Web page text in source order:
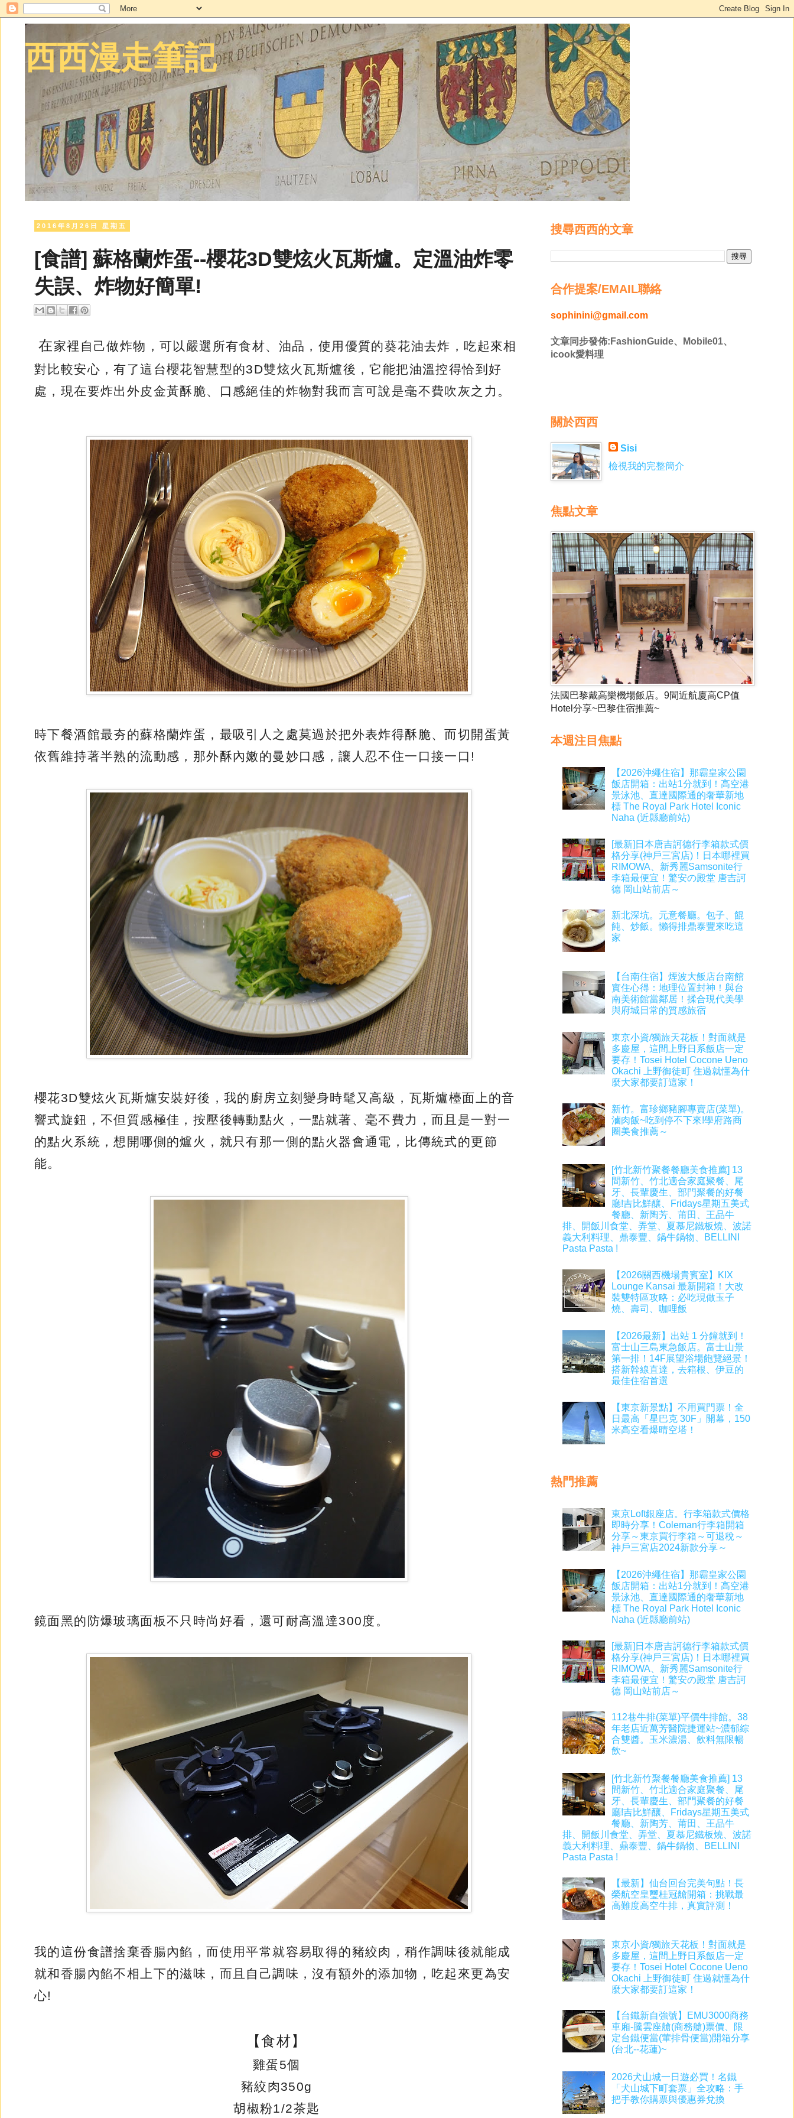
西西漫走筆記
2016年8月26日 星期五
[食譜] 蘇格蘭炸蛋--櫻花3D雙炫火瓦斯爐。定溫油炸零
失誤、炸物好簡單!
在家裡自己做炸物，可以嚴選所有食材、油品，使用優質的葵花油去炸，吃起來相
對比較安心，有了這台櫻花智慧型的3D雙炫火瓦斯爐後，它能把油溫控得恰到好
處，現在要炸出外皮金黃酥脆、口感絕佳的炸物對我而言可說是毫不費吹灰之力。
時下餐酒館最夯的蘇格蘭炸蛋，最吸引人之處莫過於把外表炸得酥脆、而切開蛋黃
依舊維持著半熟的流動感，那外酥內嫩的曼妙口感，讓人忍不住一口接一口!
櫻花3D雙炫火瓦斯爐安裝好後，我的廚房立刻變身時髦又高級，瓦斯爐檯面上的音
響式旋鈕，不但質感極佳，按壓後轉動點火，一點就著、毫不費力，而且是一對一
的點火系統，想開哪側的爐火，就只有那一側的點火器會通電，比傳統式的更節
能。
鏡面黑的防爆玻璃面板不只時尚好看，還可耐高溫達300度。
我的這份食譜捨棄香腸內餡，而使用平常就容易取得的豬絞肉，稍作調味後就能成
就和香腸內餡不相上下的滋味，而且自己調味，沒有額外的添加物，吃起來更為安
心!
【食材】
雞蛋5個
豬絞肉350g
胡椒粉1/2茶匙
搜尋西西的文章
合作提案/EMAIL聯絡
sophinini@gmail.com
文章同步發佈:FashionGuide、Mobile01、
icook愛料理
關於西西
Sisi
檢視我的完整簡介
焦點文章
法國巴黎戴高樂機場飯店。9間近航廈高CP值
Hotel分享~巴黎住宿推薦~
本週注目焦點
【2026沖繩住宿】那霸皇家公園
飯店開箱：出站1分就到！高空港
景泳池、直達國際通的奢華新地
標 The Royal Park Hotel Iconic
Naha (近縣廳前站)
[最新]日本唐吉訶德行李箱款式價
格分享(神戶三宮店)！日本哪裡買
RIMOWA、新秀麗Samsonite行
李箱最便宜！驚安の殿堂 唐吉訶
德 岡山站前店～
新北深坑。元意餐廳。包子、餛
飩、炒飯。懶得排鼎泰豐來吃這
家
【台南住宿】煙波大飯店台南館
實住心得：地理位置封神！與台
南美術館當鄰居！揉合現代美學
與府城日常的質感旅宿
東京小資/獨旅天花板！對面就是
多慶屋，這間上野日系飯店一定
要存！Tosei Hotel Cocone Ueno
Okachi 上野御徒町 住過就懂為什
麼大家都要訂這家！
新竹。富珍鄉豬腳專賣店(菜單)。
滷肉飯~吃到停不下來!學府路商
圈美食推薦～
[竹北新竹聚餐餐廳美食推薦] 13
間新竹、竹北適合家庭聚餐、尾
牙、長輩慶生、部門聚餐的好餐
廳!吉比鮮釀、Fridays星期五美式
餐廳、新陶芳、莆田、王品牛
排、開飯川食堂、弄堂、夏慕尼鐵板燒、波諾
義大利料理、鼎泰豐、鍋牛鍋物、BELLINI
Pasta Pasta !
【2026關西機場貴賓室】KIX
Lounge Kansai 最新開箱！大改
裝雙特區攻略：必吃現做玉子
燒、壽司、咖哩飯
【2026最新】出站 1 分鐘就到！
富士山三島東急飯店。富士山景
第一排！14F展望浴場飽覽絕景！
搭新幹線直達，去箱根、伊豆的
最佳住宿首選
【東京新景點】不用買門票！全
日最高「星巴克 30F」開幕，150
米高空看爆晴空塔！
熱門推薦
東京Loft銀座店。行李箱款式價格
即時分享！Coleman行李箱開箱
分享～東京買行李箱～可退稅～
神戶三宮店2024新款分享～
【2026沖繩住宿】那霸皇家公園
飯店開箱：出站1分就到！高空港
景泳池、直達國際通的奢華新地
標 The Royal Park Hotel Iconic
Naha (近縣廳前站)
[最新]日本唐吉訶德行李箱款式價
格分享(神戶三宮店)！日本哪裡買
RIMOWA、新秀麗Samsonite行
李箱最便宜！驚安の殿堂 唐吉訶
德 岡山站前店～
112巷牛排(菜單)平價牛排館。38
年老店近萬芳醫院捷運站~濃郁綜
合雙醬。玉米濃湯、飲料無限暢
飲~
[竹北新竹聚餐餐廳美食推薦] 13
間新竹、竹北適合家庭聚餐、尾
牙、長輩慶生、部門聚餐的好餐
廳!吉比鮮釀、Fridays星期五美式
餐廳、新陶芳、莆田、王品牛
排、開飯川食堂、弄堂、夏慕尼鐵板燒、波諾
義大利料理、鼎泰豐、鍋牛鍋物、BELLINI
Pasta Pasta !
【最新】仙台回台完美句點！長
榮航空皇璽桂冠艙開箱：挑戰最
高難度高空牛排，真實評測！
東京小資/獨旅天花板！對面就是
多慶屋，這間上野日系飯店一定
要存！Tosei Hotel Cocone Ueno
Okachi 上野御徒町 住過就懂為什
麼大家都要訂這家！
【台鐵新自強號】EMU3000商務
車廂-騰雲座艙(商務艙)票價、限
定台鐵便當(葷排骨便當)開箱分享
(台北--花蓮)~
2026犬山城一日遊必買！名鐵
「犬山城下町套票」全攻略：手
把手教你購票與優惠券兌換